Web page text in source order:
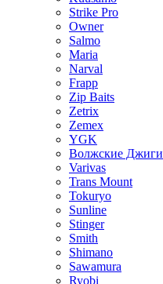
Strike Pro
Owner
Salmo
Maria
Narval
Frapp
Zip Baits
Zetrix
Zemex
YGK
Волжские Джиги
Varivas
Trans Mount
Tokuryo
Sunline
Stinger
Smith
Shimano
Sawamura
Ryobi